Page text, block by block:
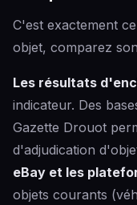
C'est exactement
objet, comparez
Les résultats
indicateur. Des
Gazette Drouot
d'adjudication
eBay et les
objets courants